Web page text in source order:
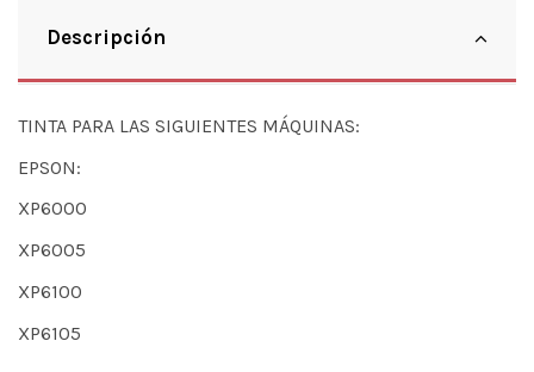
Descripción
TINTA PARA LAS SIGUIENTES MÁQUINAS:
EPSON:
XP6000
XP6005
XP6100
XP6105